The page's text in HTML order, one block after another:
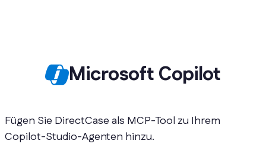
Microsoft Copilot
Fügen Sie DirectCase als MCP-Tool zu Ihrem
Copilot-Studio-Agenten hinzu.